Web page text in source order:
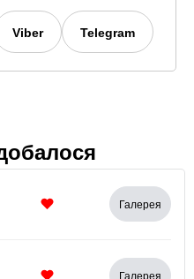
Viber Telegram
Галерея
Галерея